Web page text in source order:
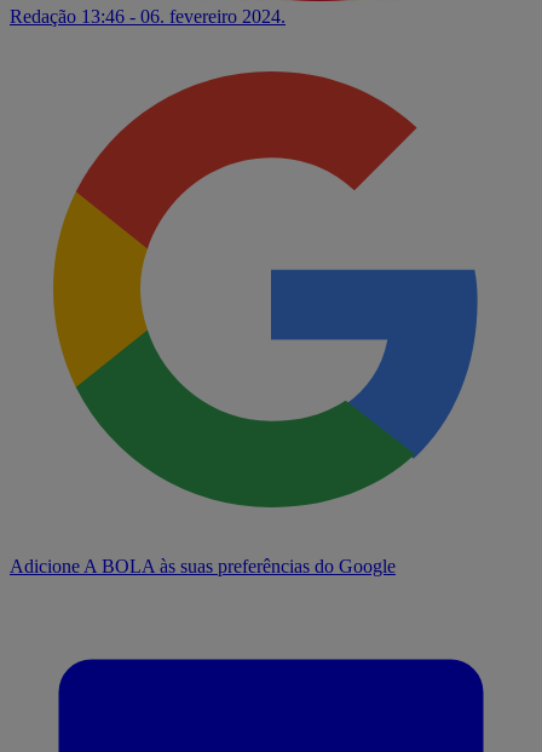
Redação 13:46 - 06. fevereiro 2024.
Adicione A BOLA às suas preferências do Google